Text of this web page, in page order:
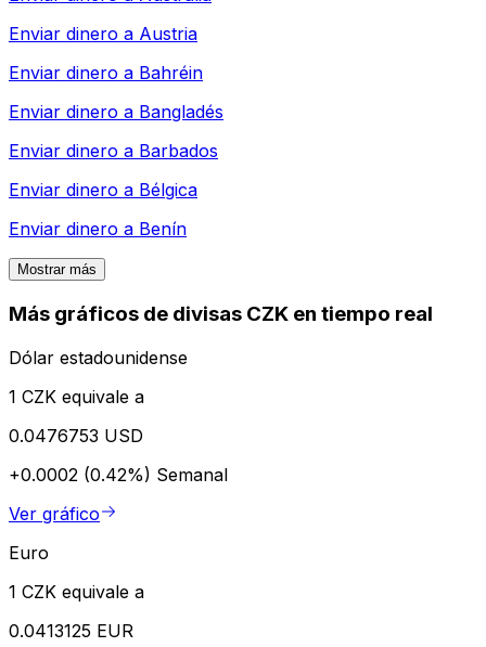
Enviar dinero a Austria
Enviar dinero a Bahréin
Enviar dinero a Bangladés
Enviar dinero a Barbados
Enviar dinero a Bélgica
Enviar dinero a Benín
Mostrar más
Más gráficos de divisas CZK en tiempo real
Dólar estadounidense
1 CZK equivale a
0.0476753 USD
+0.0002 (0.42%) Semanal
Ver gráfico
Euro
1 CZK equivale a
0.0413125 EUR